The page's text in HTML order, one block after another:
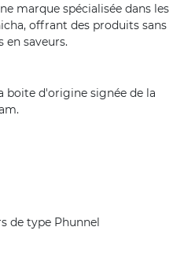
marque spécialisée dans les
offrant des produits sans
en saveurs.
boite d'origine signée de la
de type Phunnel